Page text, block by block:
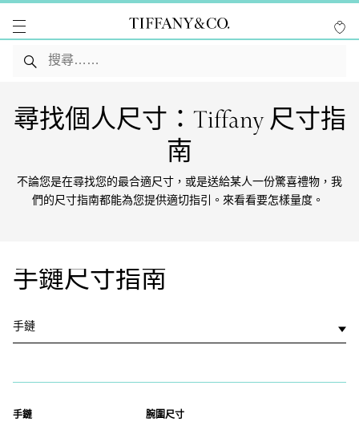
尋找個人尺寸：Tiffany 尺寸指
南
不論您是在尋找您的最合適尺寸，或是送給某人一份驚喜禮物，我
們的尺寸指南都能為您提供適切指引。來看看要怎樣量度。
手鏈尺寸指南
手鏈 腕圍尺寸